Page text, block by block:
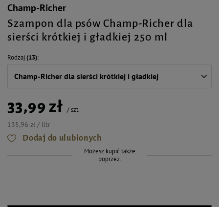
Champ-Richer
Szampon dla psów Champ-Richer dla
sierści krótkiej i gładkiej 250 ml
Rodzaj(13)
Champ-Richer dla sierści krótkiej i gładkiej
33,99 zł /szt.
135,96 zł / litr
Dodaj do ulubionych
Możesz kupić także
poprzez: